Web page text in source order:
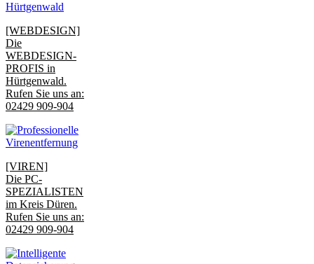
[WEBDESIGN]
Die
WEBDESIGN-
PROFIS in
Hürtgenwald.
Rufen Sie uns an:
02429 909-904
[VIREN]
Die PC-
SPEZIALISTEN
im Kreis Düren.
Rufen Sie uns an:
02429 909-904